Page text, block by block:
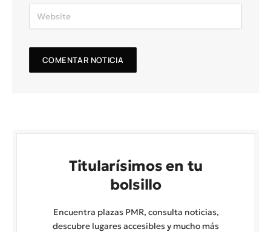
Titularísimos en tu
bolsillo
Encuentra plazas PMR, consulta noticias,
descubre lugares accesibles y mucho más